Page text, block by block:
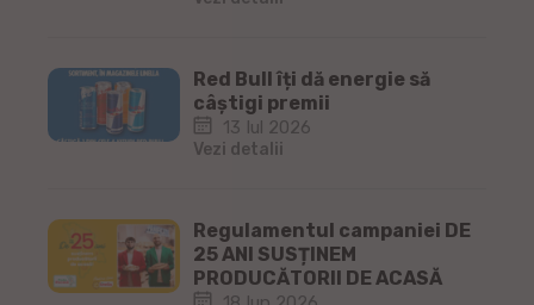
Red Bull îți dă energie să
câștigi premii
13 Iul 2026
Vezi detalii
Regulamentul campaniei DE
25 ANI SUSȚINEM
PRODUCĂTORII DE ACASĂ